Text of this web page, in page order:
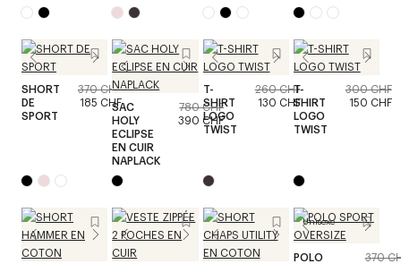
SHORT
DE
SPORT
370 CHF
185 CHFSAC
HOLY
ECLIPSE
EN CUIR
NAPLACK
780 CHF
390 CHF
T-
SHIRT
LOGO
TWIST
260 CHF
130 CHF
T-
SHIRT
LOGO
TWIST
300 CHF
150 CHF
Unisexe
POLO
370